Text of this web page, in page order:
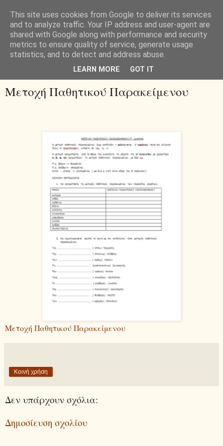
Μετοχή Παθητικού Παρακείμενου
Μετοχή Παθητικού Παρακείμενου
Κοινή χρήση
Δεν υπάρχουν σχόλια:
Δημοσίευση σχολίου
This site uses cookies from Google to deliver its services
and to analyze traffic. Your IP address and user-agent are
shared with Google along with performance and security
metrics to ensure quality of service, generate usage
statistics, and to detect and address abuse.
LEARN MORE GOT IT